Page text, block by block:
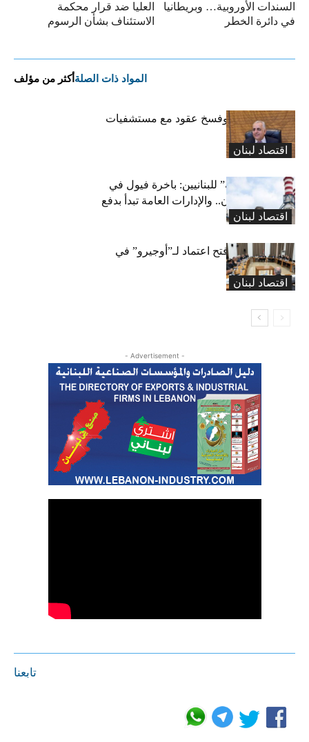
العليا ضد قرار محكمة
الاستئناف بشأن الرسوم
السندات الأوروبية… وبريطانيا
في دائرة الخطر
المواد ذات الصلة أكثر من مؤلف
اقتصاد لبنان
كركي: إنذارات وفسخ عقود مع مستشفيات
مخالفة
اقتصاد لبنان
بشرى “كهربائية” للبنانيين: باخرة فيول في
طريقها إلى لبنان.. والإدارات العامة تبدأ بدفع
متوجباتها
اقتصاد لبنان
لجنة المال تقرّ فتح اعتماد لـ”أوجيرو” في
موازنة 2026
- Advertisement -
تابعنا